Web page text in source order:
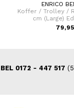
ENRICO
Koffer / Trolley /
cm (Large)
79,95
BEL 0172 - 447 517